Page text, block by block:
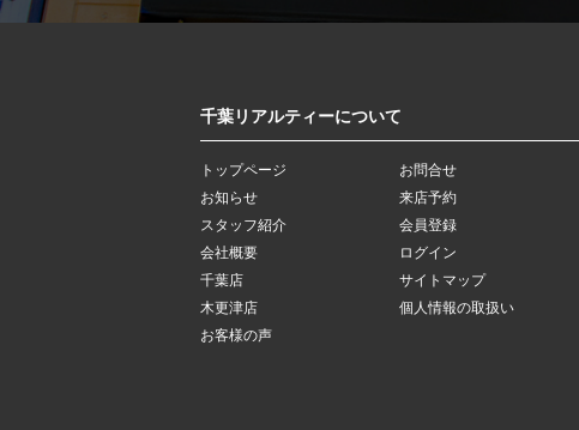
千葉リアルティーについて
トップページ
お知らせ
スタッフ紹介
会社概要
千葉店
木更津店
お客様の声
お問合せ
来店予約
会員登録
ログイン
サイトマップ
個人情報の取扱い